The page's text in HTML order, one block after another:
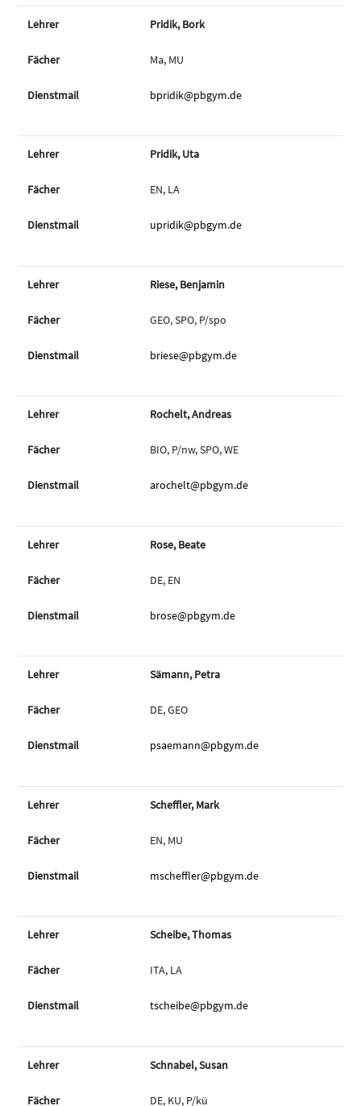
Pridik, Bork
Ma, MU
bpridik@pbgym.de
Pridik, Uta
EN, LA
upridik@pbgym.de
Riese, Benjamin
GEO, SPO, P/spo
briese@pbgym.de
Rochelt, Andreas
BIO, P/nw, SPO, WE
arochelt@pbgym.de
Rose, Beate
DE, EN
brose@pbgym.de
Sämann, Petra
DE, GEO
psaemann@pbgym.de
Scheffler, Mark
EN, MU
mscheffler@pbgym.de
Scheibe, Thomas
ITA, LA
tscheibe@pbgym.de
Schnabel, Susan
DE, KU, P/kü